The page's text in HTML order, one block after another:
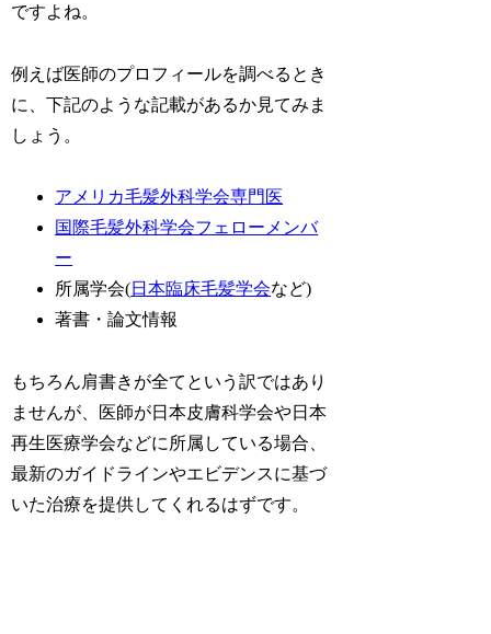
ですよね。
例えば医師のプロフィールを調べるとき
に、下記のような記載があるか見てみま
しょう。
アメリカ毛髪外科学会専門医
国際毛髪外科学会フェローメンバ
ー
所属学会(日本臨床毛髪学会など)
著書・論文情報
もちろん肩書きが全てという訳ではあり
ませんが、医師が日本皮膚科学会や日本
再生医療学会などに所属している場合、
最新のガイドラインやエビデンスに基づ
いた治療を提供してくれるはずです。